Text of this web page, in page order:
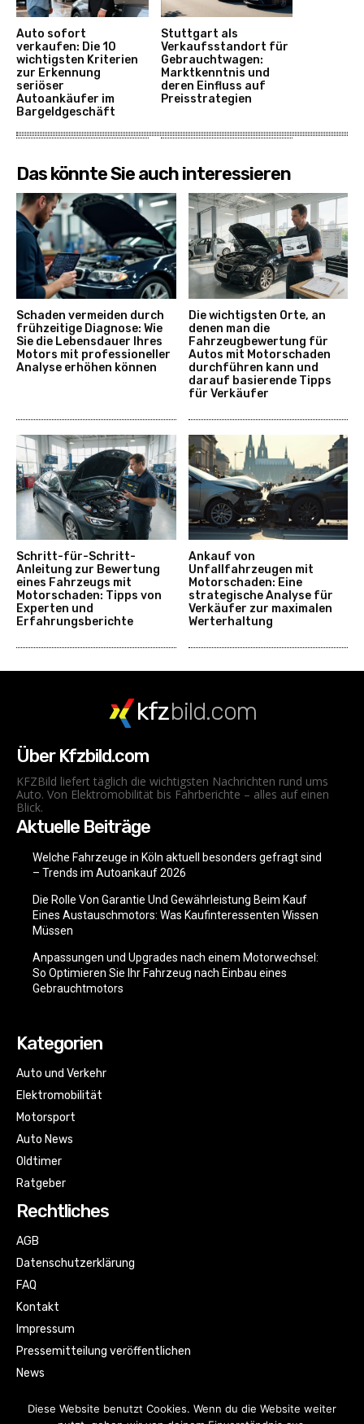
Auto sofort
verkaufen: Die 10
wichtigsten Kriterien
zur Erkennung
seriöser
Autoankäufer im
Bargeldgeschäft
Stuttgart als
Verkaufsstandort für
Gebrauchtwagen:
Marktkenntnis und
deren Einfluss auf
Preisstrategien
Das könnte Sie auch interessieren
Schaden vermeiden durch
frühzeitige Diagnose: Wie
Sie die Lebensdauer Ihres
Motors mit professioneller
Analyse erhöhen können
Die wichtigsten Orte, an
denen man die
Fahrzeugbewertung für
Autos mit Motorschaden
durchführen kann und
darauf basierende Tipps
für Verkäufer
Schritt-für-Schritt-
Anleitung zur Bewertung
eines Fahrzeugs mit
Motorschaden: Tipps von
Experten und
Erfahrungsberichte
Ankauf von
Unfallfahrzeugen mit
Motorschaden: Eine
strategische Analyse für
Verkäufer zur maximalen
Werterhaltung
kfzbild.com
Über Kfzbild.com
KFZBild liefert täglich die wichtigsten Nachrichten rund ums
Auto. Von Elektromobilität bis Fahrberichte – alles auf einen
Blick.
Aktuelle Beiträge
Welche Fahrzeuge in Köln aktuell besonders gefragt sind
– Trends im Autoankauf 2026
Die Rolle Von Garantie Und Gewährleistung Beim Kauf
Eines Austauschmotors: Was Kaufinteressenten Wissen
Müssen
Anpassungen und Upgrades nach einem Motorwechsel:
So Optimieren Sie Ihr Fahrzeug nach Einbau eines
Gebrauchtmotors
Kategorien
Auto und Verkehr
Elektromobilität
Motorsport
Auto News
Oldtimer
Ratgeber
Rechtliches
AGB
Datenschutzerklärung
FAQ
Kontakt
Impressum
Pressemitteilung veröffentlichen
News
Diese Website benutzt Cookies. Wenn du die Website weiter